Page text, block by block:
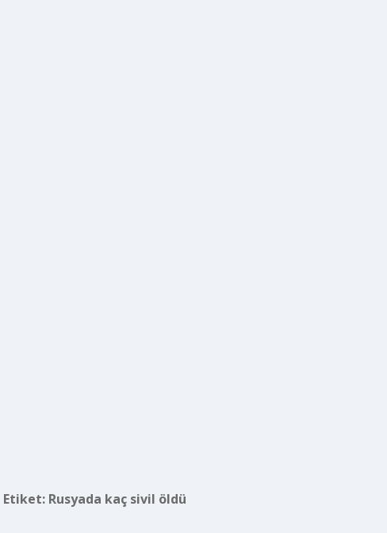
Etiket: Rusyada kaç sivil öldü